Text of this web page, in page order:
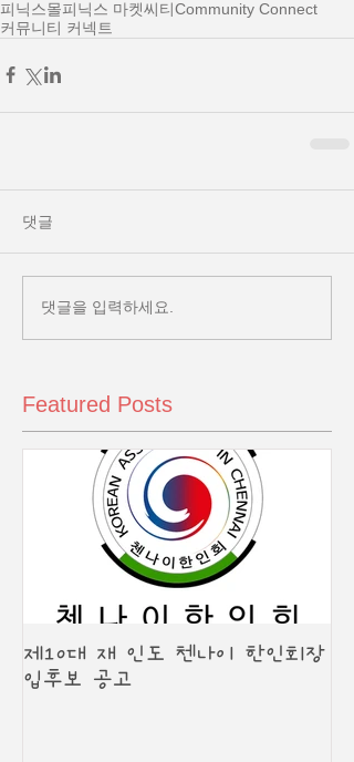
피닉스몰피닉스 마켓씨티Community Connect
커뮤니티 커넥트
댓글
댓글을 입력하세요.
Featured Posts
제10대 재 인도 첸나이 한인회장
입후보 공고